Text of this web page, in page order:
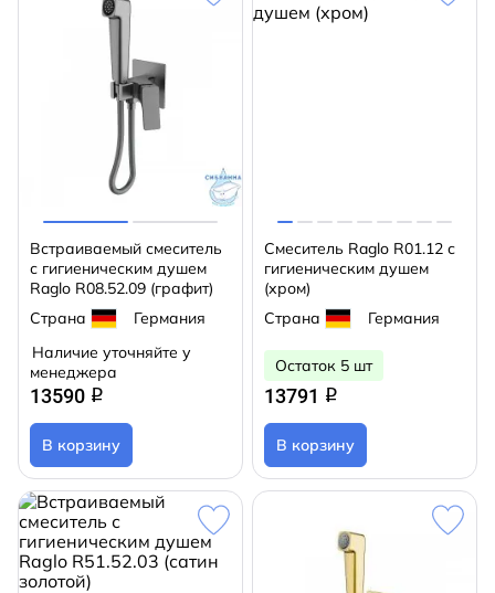
Встраиваемый смеситель
с гигиеническим душем
Raglo R08.52.09 (графит)
Страна
Германия
Наличие уточняйте у
менеджера
13590 q
В корзину
Смеситель Raglo R01.12 с
гигиеническим душем
(хром)
Страна
Германия
Остаток 5 шт
13791 q
В корзину